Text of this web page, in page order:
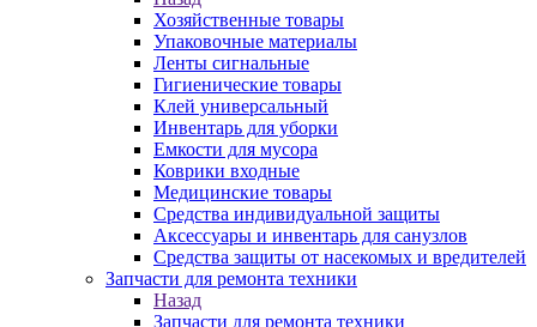
Хозяйственные товары
Упаковочные материалы
Ленты сигнальные
Гигиенические товары
Клей универсальный
Инвентарь для уборки
Емкости для мусора
Коврики входные
Медицинские товары
Средства индивидуальной защиты
Аксессуары и инвентарь для санузлов
Средства защиты от насекомых и вредителей
Запчасти для ремонта техники
Назад
Запчасти для ремонта техники